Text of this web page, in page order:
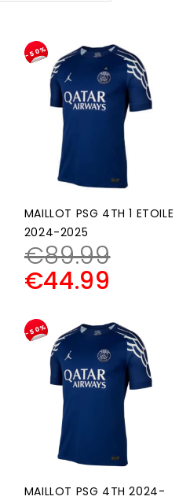
-50%
MAILLOT PSG 4TH 1 ETOILE
2024-2025
€89.99
€44.99
-50%
MAILLOT PSG 4TH 2024-